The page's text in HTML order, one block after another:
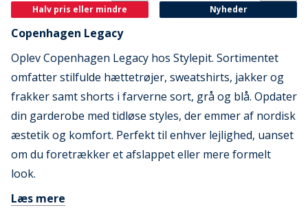
Halv pris eller mindre Nyheder
Copenhagen Legacy
Oplev Copenhagen Legacy hos Stylepit. Sortimentet
omfatter stilfulde hættetrøjer, sweatshirts, jakker og
frakker samt shorts i farverne sort, grå og blå. Opdater
din garderobe med tidløse styles, der emmer af nordisk
æstetik og komfort. Perfekt til enhver lejlighed, uanset
om du foretrækker et afslappet eller mere formelt
look.
Læs mere